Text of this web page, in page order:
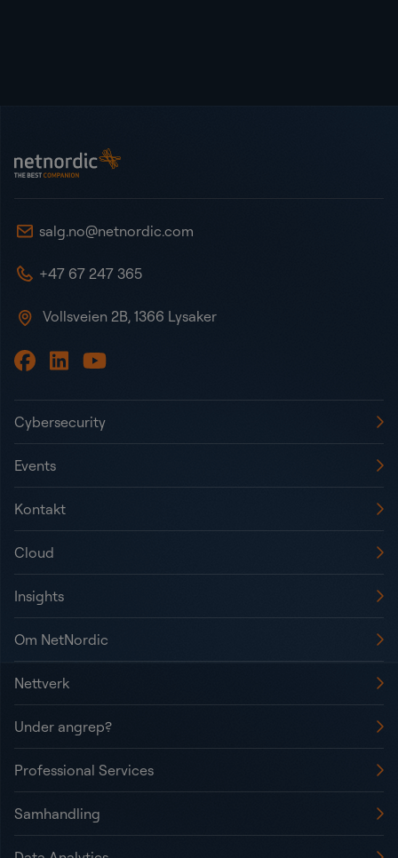
NetNordic Norway
salg.no@netnordic.com
+47 67 247 365
Vollsveien 2B, 1366 Lysaker
Cybersecurity
Events
Kontakt
Cloud
Insights
Om NetNordic
Nettverk
Under angrep?
Professional Services
Samhandling